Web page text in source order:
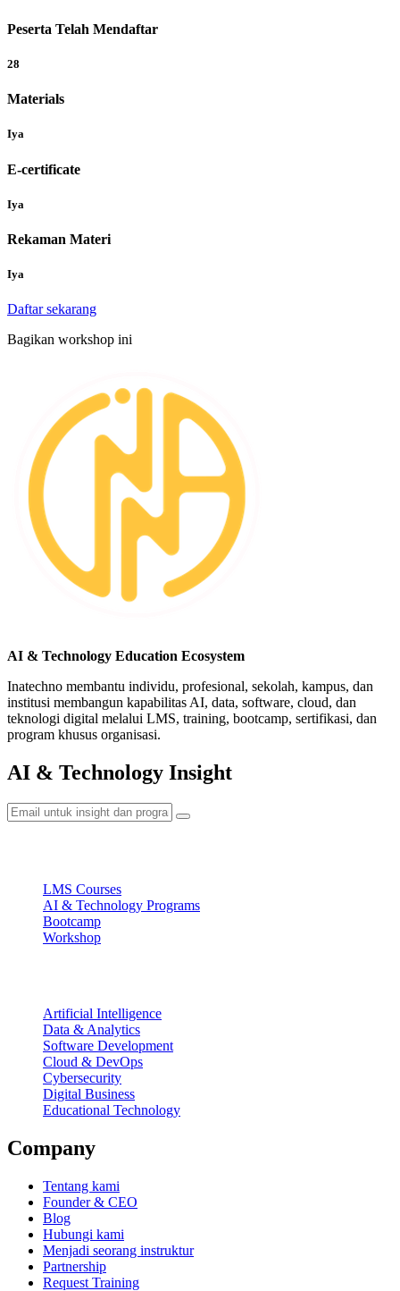
Peserta Telah Mendaftar
28
Materials
Iya
E-certificate
Iya
Rekaman Materi
Iya
Daftar sekarang
Bagikan workshop ini
AI & Technology Education Ecosystem
Inatechno membantu individu, profesional, sekolah, kampus, dan
institusi membangun kapabilitas AI, data, software, cloud, dan
teknologi digital melalui LMS, training, bootcamp, sertifikasi, dan
program khusus organisasi.
AI & Technology Insight
LMS Courses
AI & Technology Programs
Bootcamp
Workshop
Artificial Intelligence
Data & Analytics
Software Development
Cloud & DevOps
Cybersecurity
Digital Business
Educational Technology
Company
Tentang kami
Founder & CEO
Blog
Hubungi kami
Menjadi seorang instruktur
Partnership
Request Training